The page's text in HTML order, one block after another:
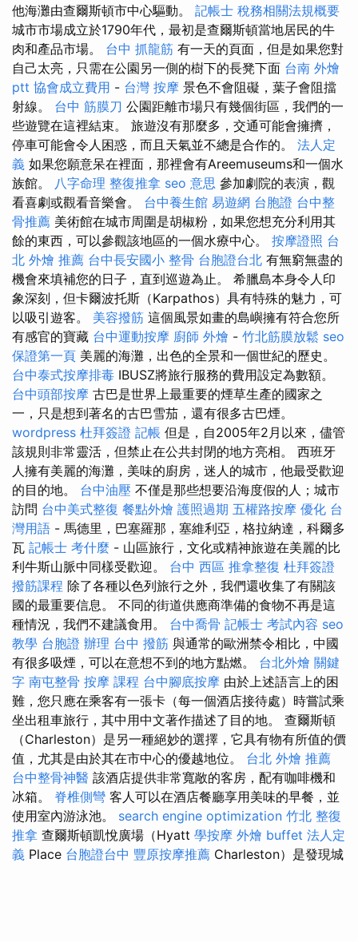
他海灘由查爾斯頓市中心驅動。 記帳士 稅務相關法規概要
城市市場成立於1790年代，最初是查爾斯頓當地居民的牛
肉和產品市場。 台中 抓龍筋 有一天的頁面，但是如果您對
自己太亮，只需在公園另一側的樹下的長凳下面 台南 外燴
ptt 協會成立費用 - 台灣 按摩 景色不會阻礙，葉子會阻擋
射線。 台中 筋膜刀 公園距離市場只有幾個街區，我們的一
些遊覽在這裡結束。 旅遊沒有那麼多，交通可能會擁擠，
停車可能會令人困惑，而且天氣並不總是合作的。 法人定
義 如果您願意呆在裡面，那裡會有Areemuseums和一個水
族館。 八字命理 整復推拿 seo 意思 參加劇院的表演，觀
看喜劇或觀看音樂會。 台中養生館 易遊網 台胞證 台中整
骨推薦 美術館在城市周圍是胡椒粉，如果您想充分利用其
餘的東西，可以參觀該地區的一個水療中心。 按摩證照 台
北 外燴 推薦 台中長安國小 整骨 台胞證台北 有無窮無盡的
機會來填補您的日子，直到巡遊為止。 希臘島本身令人印
象深刻，但卡爾波托斯（Karpathos）具有特殊的魅力，可
以吸引遊客。 美容撥筋 這個風景如畫的島嶼擁有符合您所
有感官的寶藏 台中運動按摩 廚師 外燴 - 竹北筋膜放鬆 seo
保證第一頁 美麗的海灘，出色的全景和一個世紀的歷史。
台中泰式按摩排毒 IBUSZ將旅行服務的費用設定為數額。
台中頭部按摩 古巴是世界上最重要的煙草生產的國家之
一，只是想到著名的古巴雪茄，還有很多古巴煙。
wordpress 杜拜簽證 記帳 但是，自2005年2月以來，儘管
該規則非常靈活，但禁止在公共封閉的地方亮相。 西班牙
人擁有美麗的海灘，美味的廚房，迷人的城市，他最受歡迎
的目的地。 台中油壓 不僅是那些想要沿海度假的人；城市
訪問 台中美式整復 餐點外燴 護照過期 五權路按摩 優化 台
灣用語 - 馬德里，巴塞羅那，塞維利亞，格拉納達，科爾多
瓦 記帳士 考什麼 - 山區旅行，文化或精神旅遊在美麗的比
利牛斯山脈中同樣受歡迎。 台中 西區 推拿整復 杜拜簽證
撥筋課程 除了各種以色列旅行之外，我們還收集了有關該
國的最重要信息。 不同的街道供應商準備的食物不再是這
種情況，我們不建議食用。 台中喬骨 記帳士 考試內容 seo
教學 台胞證 辦理 台中 撥筋 與通常的歐洲禁令相比，中國
有很多吸煙，可以在意想不到的地方點燃。 台北外燴 關鍵
字 南屯整骨 按摩 課程 台中腳底按摩 由於上述語言上的困
難，您只應在乘客有一張卡（每一個酒店接待處）時嘗試乘
坐出租車旅行，其中用中文著作描述了目的地。 查爾斯頓
（Charleston）是另一種絕妙的選擇，它具有物有所值的價
值，尤其是由於其在市中心的優越地位。 台北 外燴 推薦
台中整骨神醫 該酒店提供非常寬敞的客房，配有咖啡機和
冰箱。 脊椎側彎 客人可以在酒店餐廳享用美味的早餐，並
使用室內游泳池。 search engine optimization 竹北 整復
推拿 查爾斯頓凱悅廣場（Hyatt 學按摩 外燴 buffet 法人定
義 Place 台胞證台中 豐原按摩推薦 Charleston）是發現城